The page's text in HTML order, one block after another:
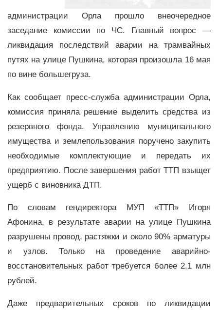
администрации Орла прошло внеочередное
заседание комиссии по ЧС. Главный вопрос —
ликвидация последствий аварии на трамвайных
путях на улице Пушкина, которая произошла 16 мая
по вине большегруза.
Как сообщает пресс-служба администрации Орла,
комиссия приняла решение выделить средства из
резервного фонда. Управлению муниципального
имущества и землепользования поручено закупить
необходимые комплектующие и передать их
предприятию. После завершения работ ТТП взыщет
ущерб с виновника ДТП.
По словам гендиректора МУП «ТТП» Игоря
Афонина, в результате аварии на улице Пушкина
разрушены провод, растяжки и около 90% арматуры
и узлов. Только на проведение аварийно-
восстановительных работ требуется более 2,1 млн
рублей.
Даже предварительных сроков по ликвидации